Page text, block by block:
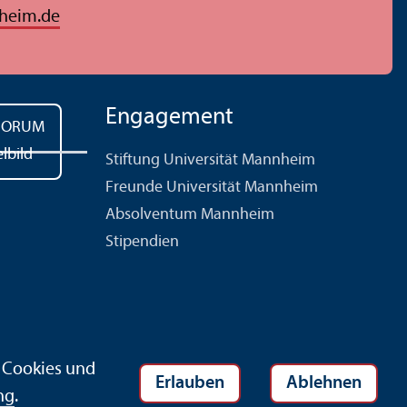
Engagement
Stiftung Universität Mannheim
Freunde Universität Mannheim
Absolventum Mannheim
Stipendien
und
.
Erlauben Ablehnen